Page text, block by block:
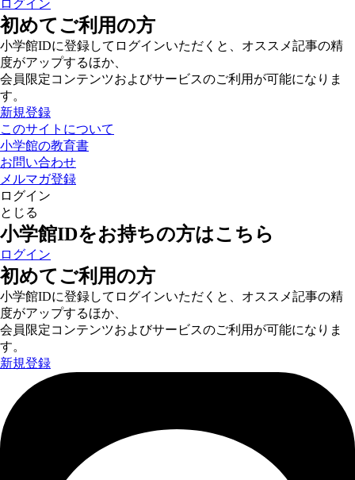
ログイン
初めてご利用の方
小学館IDに登録してログインいただくと、オススメ記事の精
度がアップするほか、
会員限定コンテンツおよびサービスのご利用が可能になりま
す。
新規登録
このサイトについて
小学館の教育書
お問い合わせ
メルマガ登録
ログイン
とじる
小学館IDをお持ちの方はこちら
ログイン
初めてご利用の方
小学館IDに登録してログインいただくと、オススメ記事の精
度がアップするほか、
会員限定コンテンツおよびサービスのご利用が可能になりま
す。
新規登録